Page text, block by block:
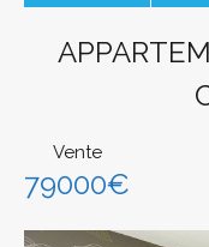
Vente
79000€